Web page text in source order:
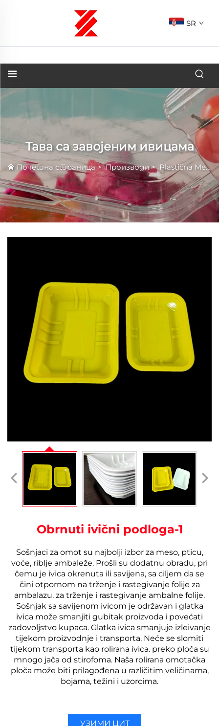
SR
Тава са завојеним ивицама
Почетна страница>Производи>Plastična Meso Tabela
Obrnuti ivični podloga-1
Sošnjaci za omot su najbolji izbor za meso, pticu,
voće, riblje ambaleže. Prošli su dodatnu obradu, pri
čemu je ivica okrenuta ili savijena, sa ciljem da se
čini otpornom na trženje i rastegivanje folije za
ambalazu. za trženje i rastegivanje ambalne folije.
Sošnjak sa savijenom ivicom je održavan i glatka
ivica može smanjiti gubitak proizvoda i povećati
zadovoljstvo kupaca. Glatka ivica smanjuje izleivanje
tijekom proizvodnje i transporta. Neće se slomiti
tijekom transporta kao rolirana ivica. preko ploča su
mnogo jača od stirofoma. Naša rolirana omotačka
ploča može biti prilagođena u različitim veličinama,
bojama, težini i uzorcima.
УЗИМИ ЦИТ